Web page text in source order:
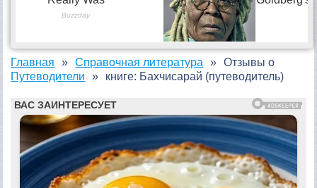
Главная
Справочная литература
Путеводители
Отзывы о
книге: Бахчисарай (путеводитель)